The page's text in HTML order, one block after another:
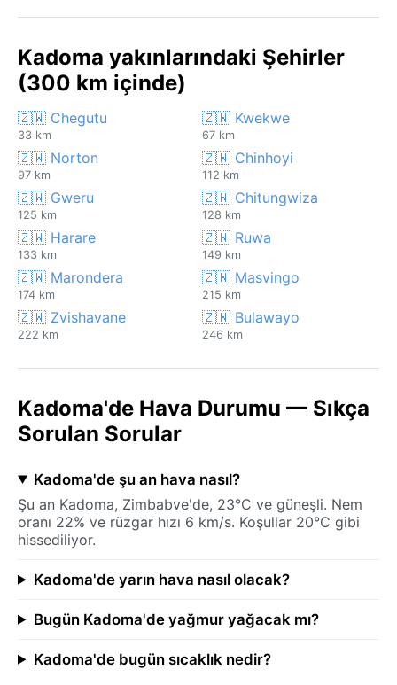
Kadoma yakınlarındaki Şehirler
(300 km içinde)
🇿🇼 Chegutu
33 km
🇿🇼 Kwekwe
67 km
🇿🇼 Norton
97 km
🇿🇼 Chinhoyi
112 km
🇿🇼 Gweru
125 km
🇿🇼 Chitungwiza
128 km
🇿🇼 Harare
133 km
🇿🇼 Ruwa
149 km
🇿🇼 Marondera
174 km
🇿🇼 Masvingo
215 km
🇿🇼 Zvishavane
222 km
🇿🇼 Bulawayo
246 km
Kadoma'de Hava Durumu — Sıkça
Sorulan Sorular
Kadoma'de şu an hava nasıl?
Şu an Kadoma, Zimbabve'de, 23°C ve güneşli. Nem
oranı 22% ve rüzgar hızı 6 km/s. Koşullar 20°C gibi
hissediliyor.
Kadoma'de yarın hava nasıl olacak?
Bugün Kadoma'de yağmur yağacak mı?
Kadoma'de bugün sıcaklık nedir?